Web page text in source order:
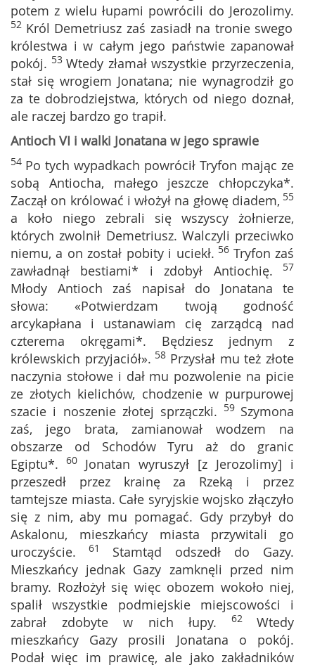
potem z wielu łupami powrócili do Jerozolimy.
52 Król Demetriusz zaś zasiadł na tronie swego
królestwa i w całym jego państwie zapanował
pokój. 53Wtedy złamał wszystkie przyrzeczenia,
stał się wrogiem Jonatana; nie wynagrodził go
za te dobrodziejstwa, których od niego doznał,
ale raczej bardzo go trapił.
Antioch VI i walki Jonatana w jego sprawie
54 Po tych wypadkach powrócił Tryfon mając ze
sobą Antiocha, małego jeszcze chłopczyka*.
Zaczął on królować i włożył na głowę diadem, 55
a koło niego zebrali się wszyscy żołnierze,
których zwolnił Demetriusz. Walczyli przeciwko
niemu, a on został pobity i uciekł. 56 Tryfon zaś
zawładnął bestiami* i zdobył Antiochię. 57
Młody Antioch zaś napisał do Jonatana te
słowa: «Potwierdzam twoją godność
arcykapłana i ustanawiam cię zarządcą nad
czterema okręgami*. Będziesz jednym z
królewskich przyjaciół». 58 Przysłał mu też złote
naczynia stołowe i dał mu pozwolenie na picie
ze złotych kielichów, chodzenie w purpurowej
szacie i noszenie złotej sprzączki. 59 Szymona
zaś, jego brata, zamianował wodzem na
obszarze od Schodów Tyru aż do granic
Egiptu*. 60 Jonatan wyruszył [z Jerozolimy] i
przeszedł przez krainę za Rzeką i przez
tamtejsze miasta. Całe syryjskie wojsko złączyło
się z nim, aby mu pomagać. Gdy przybył do
Askalonu, mieszkańcy miasta przywitali go
uroczyście. 61 Stamtąd odszedł do Gazy.
Mieszkańcy jednak Gazy zamknęli przed nim
bramy. Rozłożył się więc obozem wokoło niej,
spalił wszystkie podmiejskie miejscowości i
zabrał zdobyte w nich łupy. 62 Wtedy
mieszkańcy Gazy prosili Jonatana o pokój.
Podał więc im prawicę, ale jako zakładników